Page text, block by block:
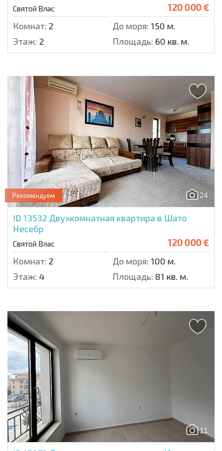
Святой Влас 120 000 €
Комнат: 2 До моря: 150 м.
Этаж: 2 Площадь: 60 кв. м.
24
Рекомендуем
ID 13532 Двухкомнатная квартира в Шато
Несебр
Святой Влас 120 000 €
Комнат: 2 До моря: 100 м.
Этаж: 4 Площадь: 81 кв. м.
11